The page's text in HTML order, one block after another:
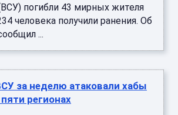
погибли 43 мирных жителя
человека получили ранения. Об
...
за неделю атаковали хабы
регионах